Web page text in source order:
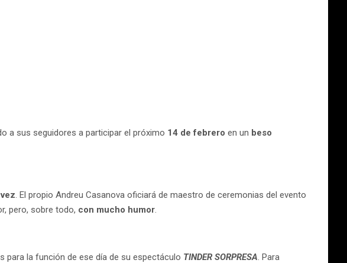
a sus seguidores a participar el próximo 14 de febrero en un beso
. El propio Andreu Casanova oficiará de maestro de ceremonias del evento
pero, sobre todo, con mucho humor.
para la función de ese día de su espectáculo TINDER SORPRESA. Para